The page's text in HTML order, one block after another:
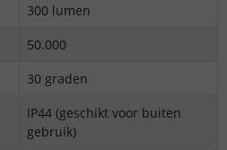
300 lumen
50.000
30 graden
IP44 (geschikt voor buiten
gebruik)